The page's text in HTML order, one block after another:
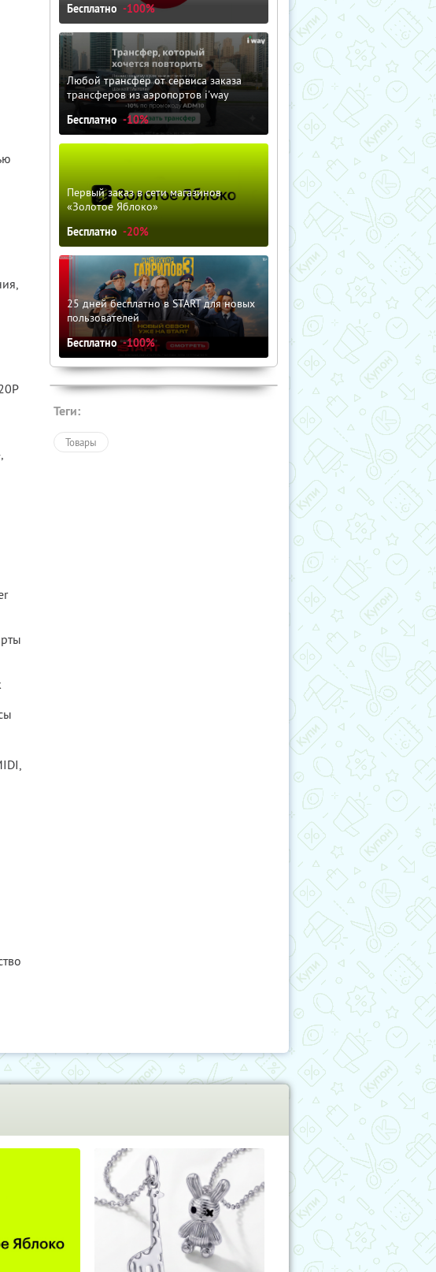
Бесплатно -100%
Любой трансфер от сервиса заказа
трансферов из аэропортов i'way
Бесплатно -10%
Первый заказ в сети магазинов
«Золотое Яблоко»
Бесплатно -20%
25 дней бесплатно в START для новых
пользователей
Бесплатно -100%
Теги:
Товары